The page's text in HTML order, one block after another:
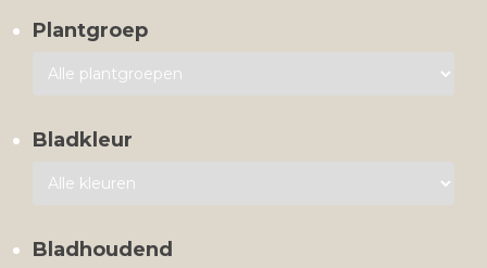
Plantgroep
Bladkleur
Bladhoudend